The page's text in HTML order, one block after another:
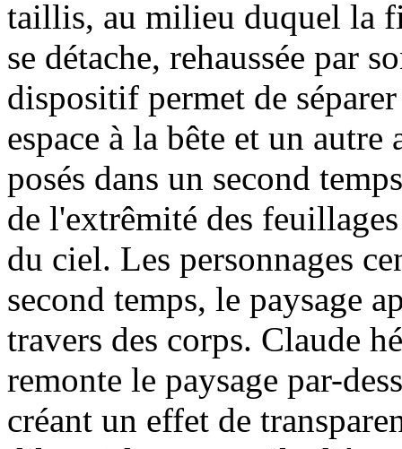
taillis, au milieu duquel la
se détache, rehaussée par
dispositif permet de
espace à la bête et un
posés dans un second
de l'extrêmité des
du ciel. Les personnages
second temps, le paysage
travers des corps. Claude
remonte le paysage par-
créant un effet de